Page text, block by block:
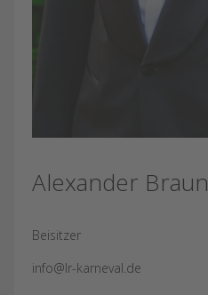
Alexander Braun
Beisitzer
info@lr-karneval.de